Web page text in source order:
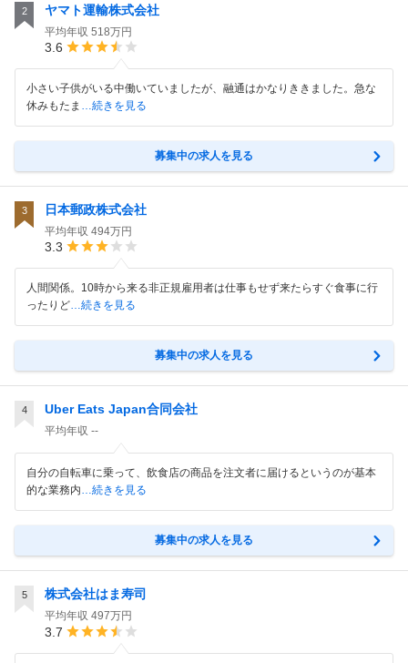
2 ヤマト運輸株式会社
平均年収 518万円
3.6
小さい子供がいる中働いていましたが、融通はかなりききました。急な
休みもたま …続きを見る
募集中の求人を見る
3 日本郵政株式会社
平均年収 494万円
3.3
人間関係。10時から来る非正規雇用者は仕事もせず来たらすぐ食事に行
ったりど…続きを見る
募集中の求人を見る
4 Uber Eats Japan合同会社
平均年収 --
自分の自転車に乗って、飲食店の商品を注文者に届けるというのが基本
的な業務内…続きを見る
募集中の求人を見る
5 株式会社はま寿司
平均年収 497万円
3.7